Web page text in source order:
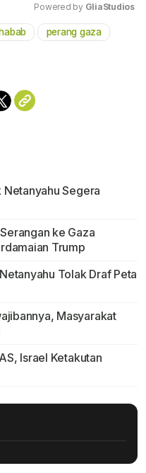
Mute
Powered by GliaStudios
perang gaza
Segera
ke Gaza
Trump
Tolak Draf Peta
Masyarakat
Israel Ketakutan